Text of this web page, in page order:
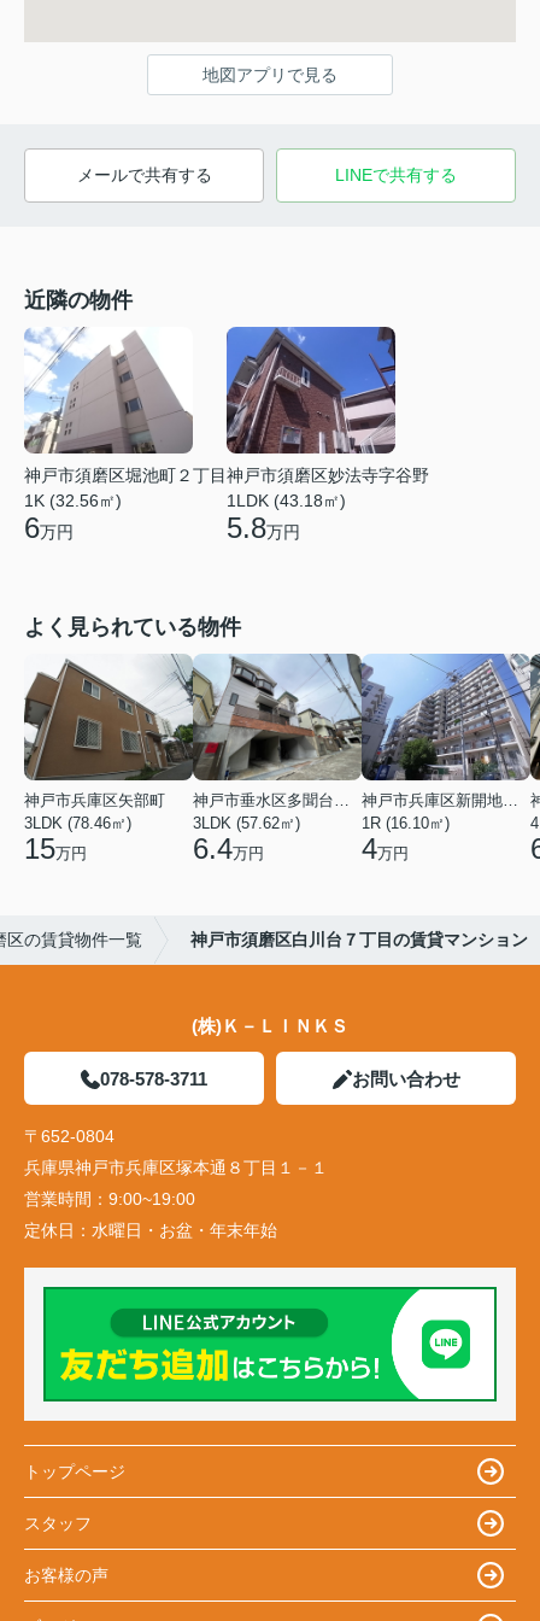
地図アプリで見る
メールで共有する LINEで共有する
近隣の物件
神戸市須磨区堀池町２丁目
1K (32.56㎡)
6万円
神戸市須磨区妙法寺字谷野
1LDK (43.18㎡)
5.8万円
よく見られている物件
神戸市兵庫区矢部町
3LDK (78.46㎡)
15万円
神戸市垂水区多聞台２丁目
3LDK (57.62㎡)
6.4万円
神戸市兵庫区新開地１丁目
1R (16.10㎡)
4万円
区の賃貸物件一覧 神戸市須磨区白川台７丁目の賃貸マンション
(株)Ｋ－ＬＩＮＫＳ
078-578-3711 お問い合わせ
〒652-0804
兵庫県神戸市兵庫区塚本通８丁目１－１
営業時間： 9:00~19:00
定休日： 水曜日・お盆・年末年始
トップページ
スタッフ
お客様の声